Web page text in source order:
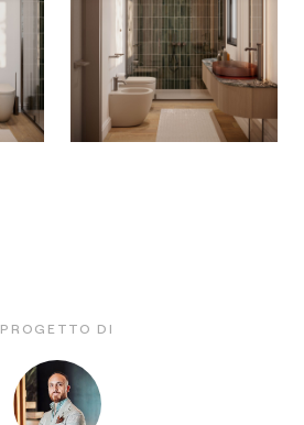
PROGETTO DI